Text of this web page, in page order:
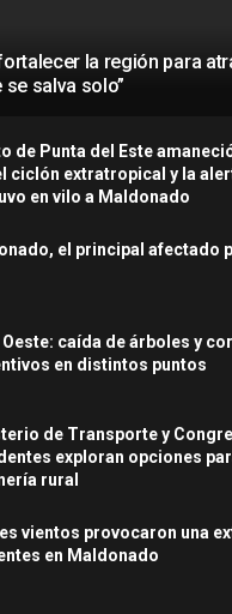
la región para
se salva solo”
de Punta del Este
ciclón extratropical y la
en vilo a Maldonado
el principal afectado
caída de árboles y
en distintos puntos
de Transporte y
exploran opciones
rural
vientos provocaron una
en Maldonado